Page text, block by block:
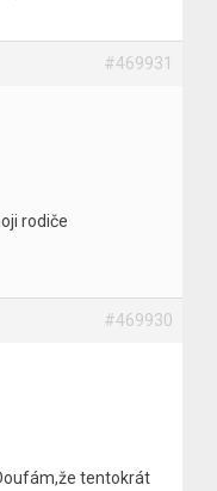
#469931
rodiče
#469930
tentokrát